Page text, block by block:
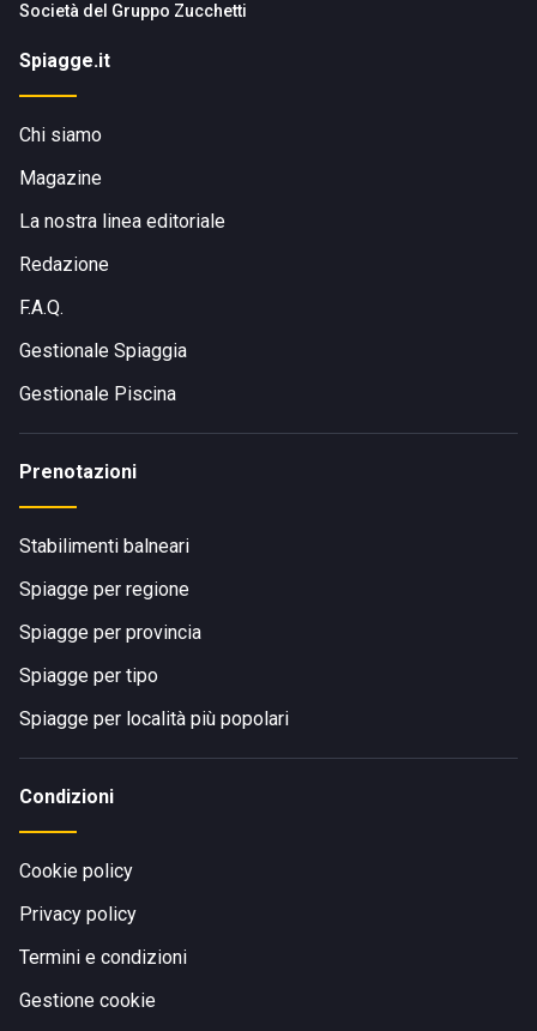
Società del Gruppo Zucchetti
Spiagge.it
Chi siamo
Magazine
La nostra linea editoriale
Redazione
F.A.Q.
Gestionale Spiaggia
Gestionale Piscina
Prenotazioni
Stabilimenti balneari
Spiagge per regione
Spiagge per provincia
Spiagge per tipo
Spiagge per località più popolari
Condizioni
Cookie policy
Privacy policy
Termini e condizioni
Gestione cookie